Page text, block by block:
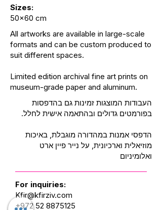
Sizes:
50x60 cm
All artworks are available in large-scale
formats and can be custom produced to
suit different spaces.
Limited edition archival fine art prints on
museum-grade paper and aluminum.
העבודות המוצגות זמינות גם בהדפסות
בפורמטים גדולים ובהתאמה אישית לחלל.
הדפסי אמנות במהדורה מוגבלת, באיכות
מוזיאלית וארכיונית, על נייר פיין ארט
ואלומיניום
For inquiries:
Kfir@kfirziv.com
+972 52 8875125